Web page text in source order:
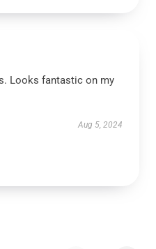
Looks fantastic on my
Aug 5, 2024